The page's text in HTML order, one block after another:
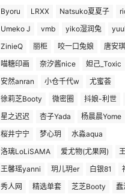
Byoru LRXX Natsuko夏夏子
Umeko J
vmb yiko湿润兔
ZinieQ
丽柜 咬一口兔娘
唐安琪
喵糖印画
奈汐酱nice
妲己_Toxic
安然anran
小仓千代w
尤蜜荟
徐莉芝Booty
微密圈 抖娘-利世
星之迟迟
杏子Yada 杨晨晨Yome
桜井宁宁
梦心玥
水淼aqua
洛璃LoLiSAMA
爱尤物(尤果网)
王馨瑶yanni
玥儿玥er 白银81
秀人网
精选单套 芝芝Booty
蠢